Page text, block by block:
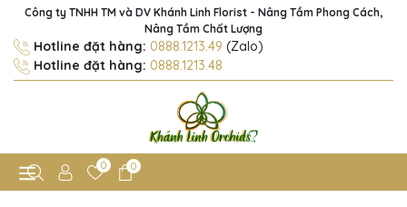
Công ty TNHH TM và DV Khánh Linh Florist - Nâng Tầm Phong Cách,
Nâng Tầm Chất Lượng
Hotline đặt hàng: 0888.1213.49 (Zalo)
Hotline đặt hàng: 0888.1213.48
0 0